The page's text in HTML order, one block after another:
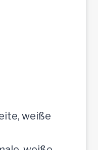
weiße